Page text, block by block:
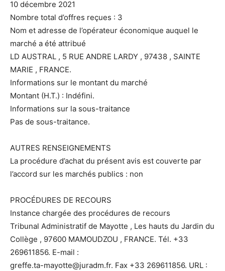
10 décembre 2021
Nombre total d’offres reçues : 3
Nom et adresse de l’opérateur économique auquel le
marché a été attribué
LD AUSTRAL , 5 RUE ANDRE LARDY , 97438 , SAINTE
MARIE , FRANCE.
Informations sur le montant du marché
Montant (H.T.) : Indéfini.
Informations sur la sous-traitance
Pas de sous-traitance.
AUTRES RENSEIGNEMENTS
La procédure d’achat du présent avis est couverte par
l’accord sur les marchés publics : non
PROCÉDURES DE RECOURS
Instance chargée des procédures de recours
Tribunal Administratif de Mayotte , Les hauts du Jardin du
Collège , 97600 MAMOUDZOU , FRANCE. Tél. +33
269611856. E-mail :
greffe.ta-mayotte@juradm.fr. Fax +33 269611856. URL :